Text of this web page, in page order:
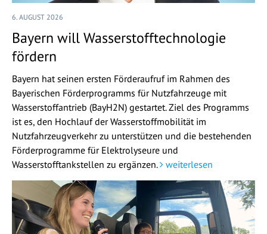
6. AUGUST 2026
Bayern will Wasserstofftechnologie
fördern
Bayern hat seinen ersten Förderaufruf im Rahmen des
Bayerischen Förderprogramms für Nutzfahrzeuge mit
Wasserstoffantrieb (BayH2N) gestartet. Ziel des Programms
ist es, den Hochlauf der Wasserstoffmobilität im
Nutzfahrzeugverkehr zu unterstützen und die bestehenden
Förderprogramme für Elektrolyseure und
Wasserstofftankstellen zu ergänzen.
weiterlesen